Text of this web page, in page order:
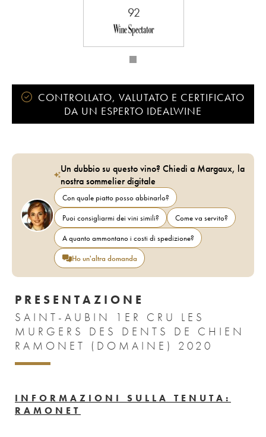
92
CONTROLLATO, VALUTATO E CERTIFICATO
DA UN ESPERTO IDEALWINE
Un dubbio su questo vino? Chiedi a Margaux, la
nostra sommelier digitale
Con quale piatto posso abbinarlo?
Puoi consigliarmi dei vini simili?
Come va servito?
A quanto ammontano i costi di spedizione?
Ho un'altra domanda
PRESENTAZIONE
SAINT-AUBIN 1ER CRU LES
MURGERS DES DENTS DE CHIEN
RAMONET (DOMAINE) 2020
INFORMAZIONI SULLA TENUTA:
RAMONET